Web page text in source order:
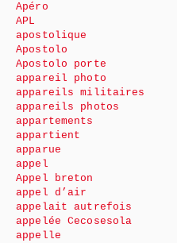
Apéro
APL
apostolique
Apostolo
Apostolo porte
appareil photo
appareils militaires
appareils photos
appartements
appartient
apparue
appel
Appel breton
appel d’air
appelait autrefois
appelée Cecosesola
appelle